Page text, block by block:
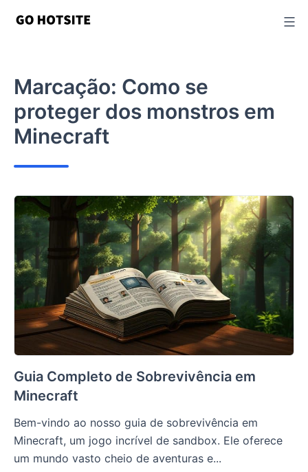
Marcação: Como se
proteger dos monstros em
Minecraft
Guia Completo de Sobrevivência em
Minecraft
Bem-vindo ao nosso guia de sobrevivência em
Minecraft, um jogo incrível de sandbox. Ele oferece
um mundo vasto cheio de aventuras e...